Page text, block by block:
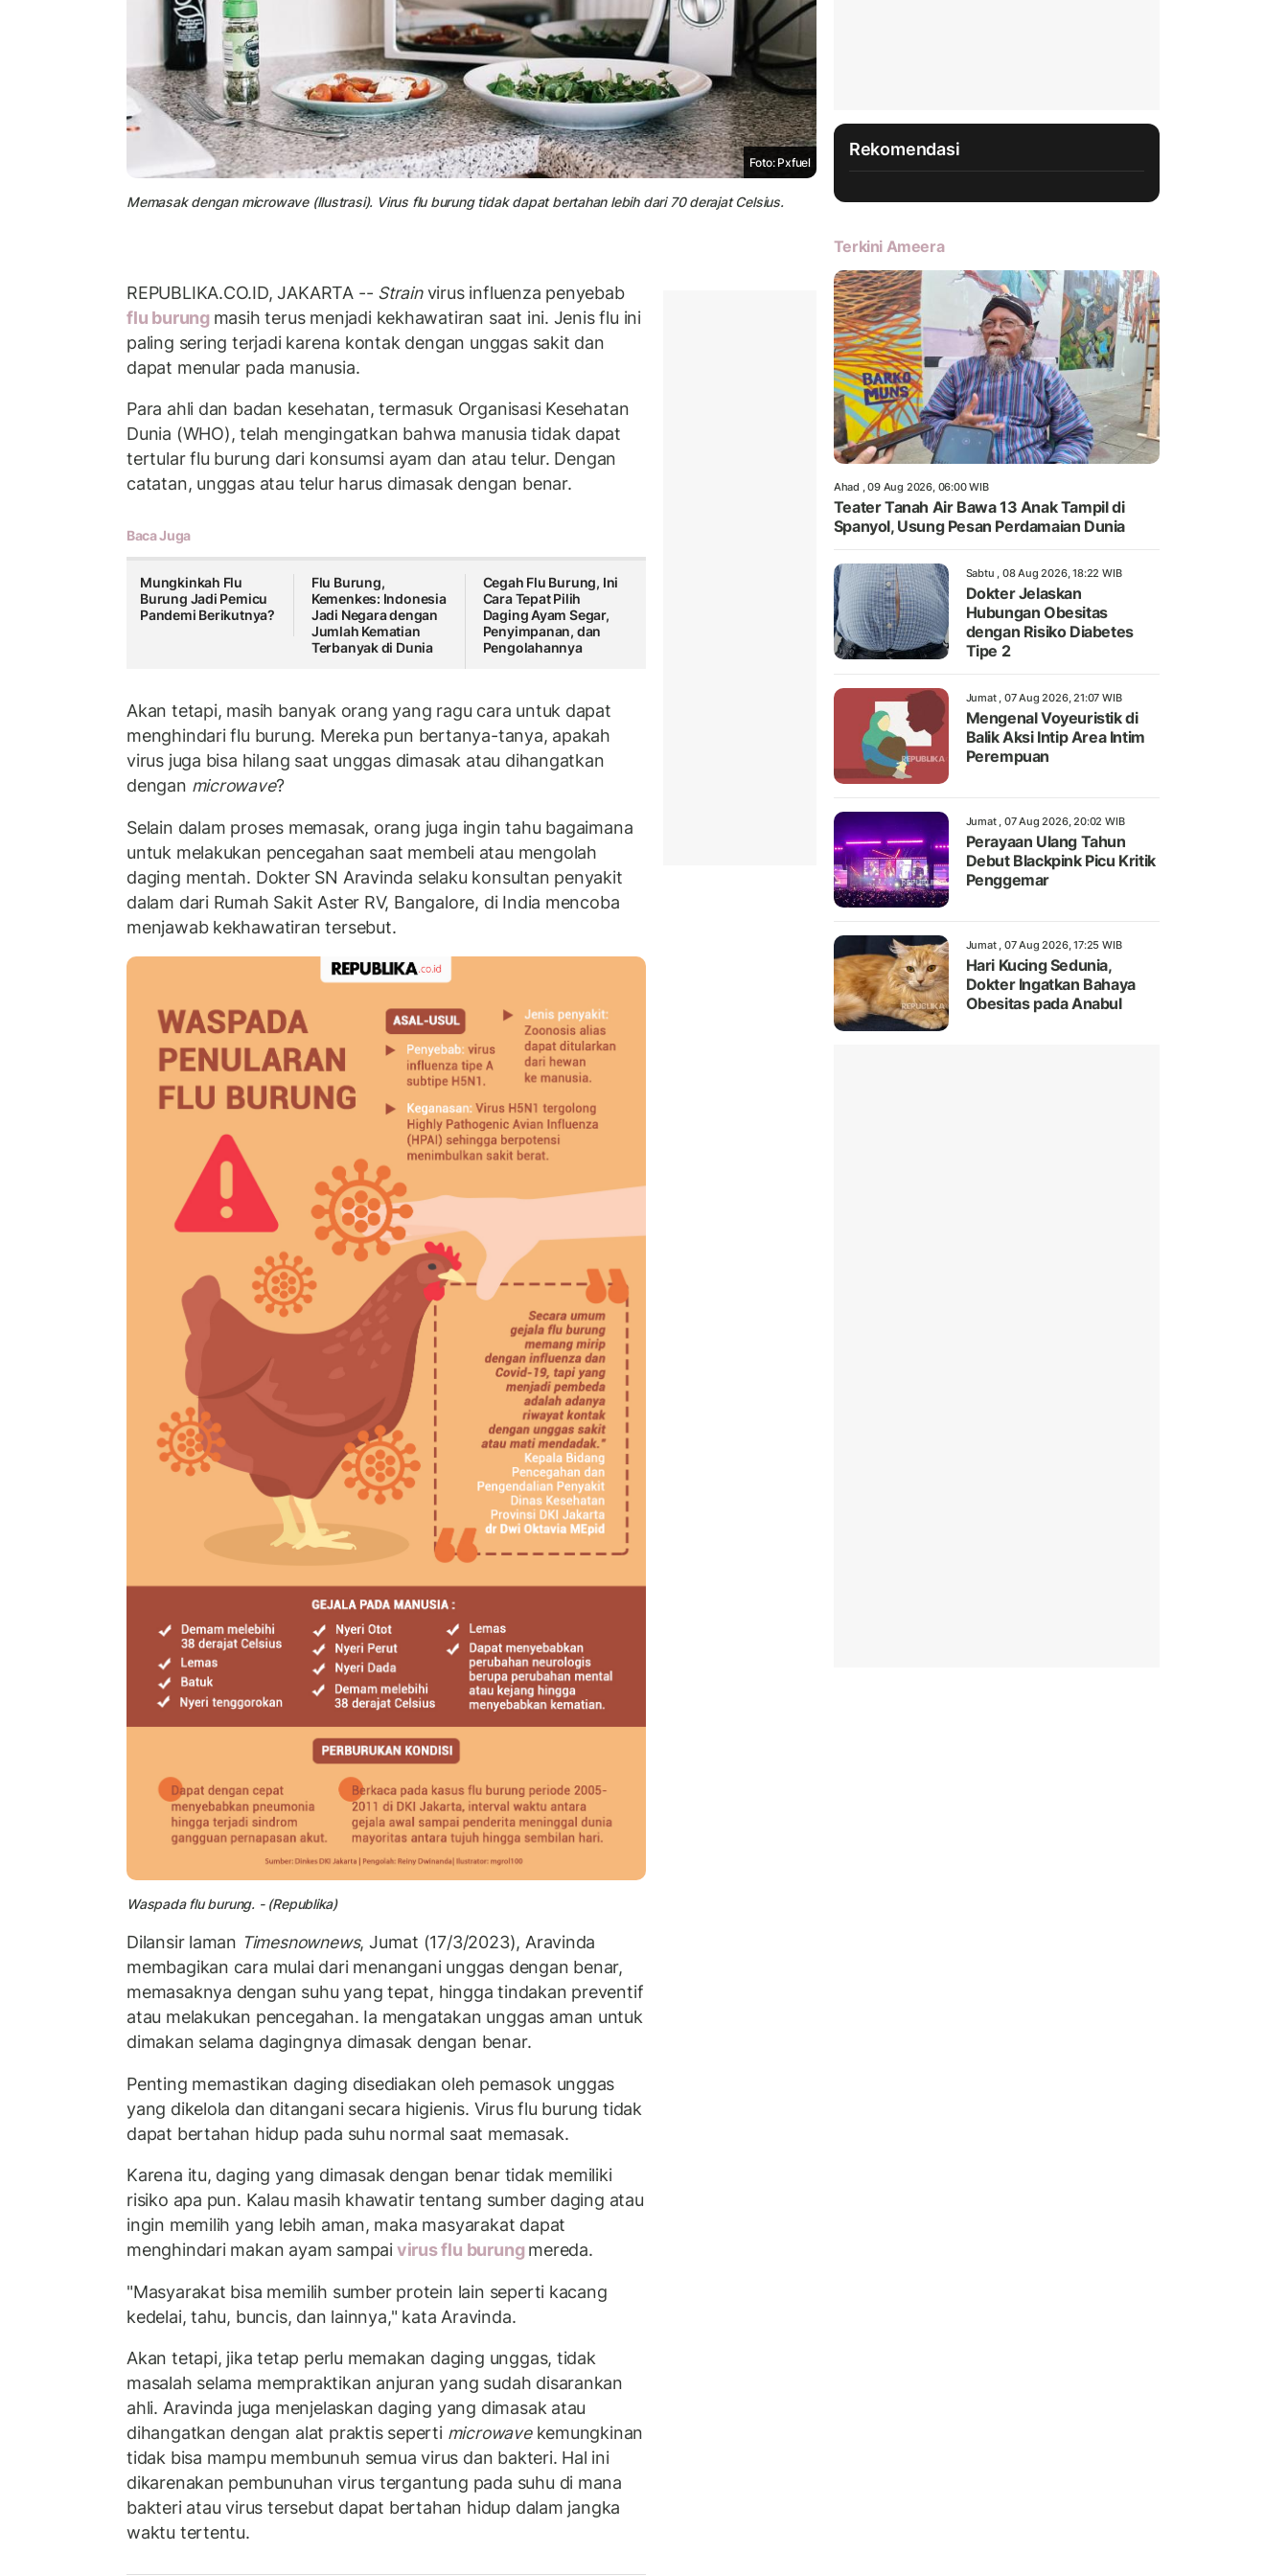
Foto: Pxfuel
Memasak dengan microwave (Ilustrasi). Virus flu burung tidak dapat bertahan lebih dari 70 derajat Celsius.
REPUBLIKA.CO.ID, JAKARTA -- Strainvirus influenza penyebab
flu burung masih terus menjadi kekhawatiran saat ini. Jenis flu ini
paling sering terjadi karena kontak dengan unggas sakit dan
dapat menular pada manusia.
Para ahli dan badan kesehatan, termasuk Organisasi Kesehatan
Dunia (WHO), telah mengingatkan bahwa manusia tidak dapat
tertular flu burung dari konsumsi ayam dan atau telur. Dengan
catatan, unggas atau telur harus dimasak dengan benar.
Baca Juga
Mungkinkah Flu
Burung Jadi Pemicu
Pandemi Berikutnya?
Flu Burung,
Kemenkes: Indonesia
Jadi Negara dengan
Jumlah Kematian
Terbanyak di Dunia
Cegah Flu Burung, Ini
Cara Tepat Pilih
Daging Ayam Segar,
Penyimpanan, dan
Pengolahannya
Akan tetapi, masih banyak orang yang ragu cara untuk dapat
menghindari flu burung. Mereka pun bertanya-tanya, apakah
virus juga bisa hilang saat unggas dimasak atau dihangatkan
dengan microwave?
Selain dalam proses memasak, orang juga ingin tahu bagaimana
untuk melakukan pencegahan saat membeli atau mengolah
daging mentah. Dokter SN Aravinda selaku konsultan penyakit
dalam dari Rumah Sakit Aster RV, Bangalore, di India mencoba
menjawab kekhawatiran tersebut.
Waspada flu burung. - (Republika)
Dilansir laman Timesnownews, Jumat (17/3/2023), Aravinda
membagikan cara mulai dari menangani unggas dengan benar,
memasaknya dengan suhu yang tepat, hingga tindakan preventif
atau melakukan pencegahan. Ia mengatakan unggas aman untuk
dimakan selama dagingnya dimasak dengan benar.
Penting memastikan daging disediakan oleh pemasok unggas
yang dikelola dan ditangani secara higienis. Virus flu burung tidak
dapat bertahan hidup pada suhu normal saat memasak.
Karena itu, daging yang dimasak dengan benar tidak memiliki
risiko apa pun. Kalau masih khawatir tentang sumber daging atau
ingin memilih yang lebih aman, maka masyarakat dapat
menghindari makan ayam sampaivirus flu burungmereda.
"Masyarakat bisa memilih sumber protein lain seperti kacang
kedelai, tahu, buncis, dan lainnya," kata Aravinda.
Akan tetapi, jika tetap perlu memakan daging unggas, tidak
masalah selama mempraktikan anjuran yang sudah disarankan
ahli. Aravinda juga menjelaskan daging yang dimasak atau
dihangatkan dengan alat praktis seperti microwavekemungkinan
tidak bisa mampu membunuh semua virus dan bakteri. Hal ini
dikarenakan pembunuhan virus tergantung pada suhu di mana
bakteri atau virus tersebut dapat bertahan hidup dalam jangka
waktu tertentu.
Rekomendasi
Terkini Ameera
Ahad , 09 Aug 2026, 06:00 WIB
Teater Tanah Air Bawa 13 Anak Tampil di
Spanyol, Usung Pesan Perdamaian Dunia
Sabtu , 08 Aug 2026, 18:22 WIB
Dokter Jelaskan
Hubungan Obesitas
dengan Risiko Diabetes
Tipe 2
Jumat , 07 Aug 2026, 21:07 WIB
Mengenal Voyeuristik di
Balik Aksi Intip Area Intim
Perempuan
Jumat , 07 Aug 2026, 20:02 WIB
Perayaan Ulang Tahun
Debut Blackpink Picu Kritik
Penggemar
Jumat , 07 Aug 2026, 17:25 WIB
Hari Kucing Sedunia,
Dokter Ingatkan Bahaya
Obesitas pada Anabul